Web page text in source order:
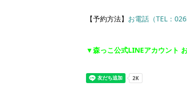
【予約方法】 お電話（TEL：
▼森っこ公式LINEアカウント